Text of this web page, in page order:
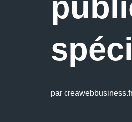
par creawebbusiness.fr